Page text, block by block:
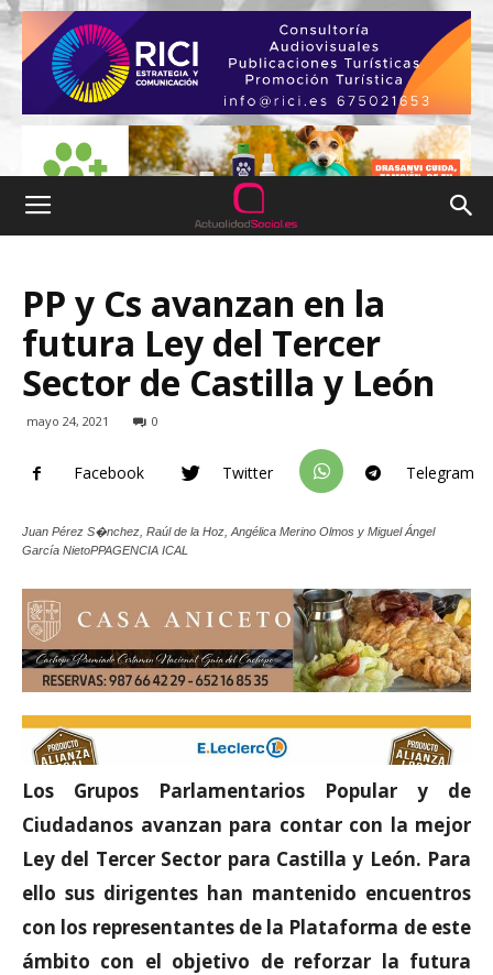
PP y Cs avanzan en la
futura Ley del Tercer
Sector de Castilla y León
mayo 24, 2021 0
Facebook Twitter Telegram
Juan Pérez S�nchez, Raúl de la Hoz, Angélica Merino Olmos y Miguel Ángel
García NietoPPAGENCIA ICAL
Los Grupos Parlamentarios Popular y de
Ciudadanos avanzan para contar con la mejor
Ley del Tercer Sector para Castilla y León. Para
ello sus dirigentes han mantenido encuentros
con los representantes de la Plataforma de este
ámbito con el objetivo de reforzar la futura